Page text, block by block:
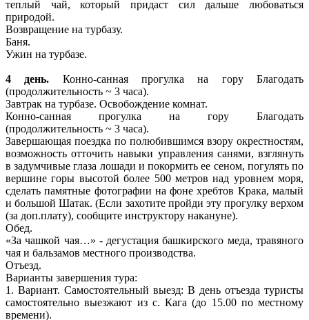
теплый чай, который придаст сил дальше любоваться
природой.
Возвращение на турбазу.
Баня.
Ужин на турбазе.
4 день. Конно-санная прогулка на гору Благодать
(продолжительность ~ 3 часа).
Завтрак на турбазе. Освобождение комнат.
Конно-санная прогулка на гору Благодать
(продолжительность ~ 3 часа).
Завершающая поездка по полюбившимся взору окрестностям,
возможность отточить навыки управления санями, взглянуть
в задумчивые глаза лошади и покормить ее сеном, погулять по
вершине горы высотой более 500 метров над уровнем моря,
сделать памятные фотографии на фоне хребтов Крака, малый
и большой Шатак. (Если захотите пройди эту прогулку верхом
(за доп.плату), сообщите инструктору накануне).
Обед.
«За чашкой чая…» - дегустация башкирского меда, травяного
чая и бальзамов местного производства.
Отъезд.
Варианты завершения тура:
1. Вариант. Самостоятельный выезд: В день отъезда туристы
самостоятельно выезжают из с. Кага (до 15.00 по местному
времени).